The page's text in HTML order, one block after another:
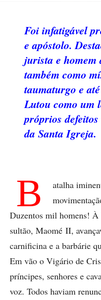
Foi infatigável
e apóstolo.
jurista e homem
também como
taumaturgo e
Lutou como um
próprios
da Santa Igreja.
B
atalha
Duzentos mil homens!
sultão, Maomé II,
carnificina e a barbárie
Em vão o Vigário de
príncipes, senhores e
voz. Todos haviam